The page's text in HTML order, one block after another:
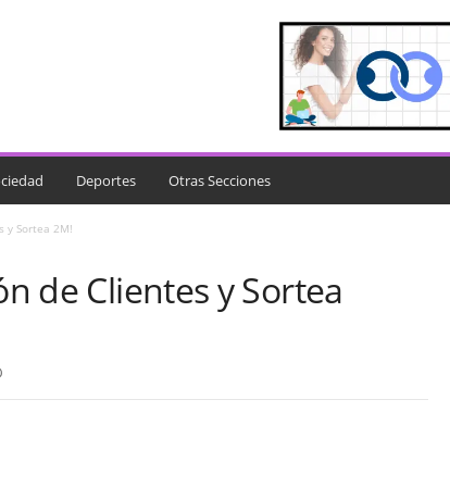
Deportes Otras Secciones
y Sortea 2M!
de Clientes y Sortea